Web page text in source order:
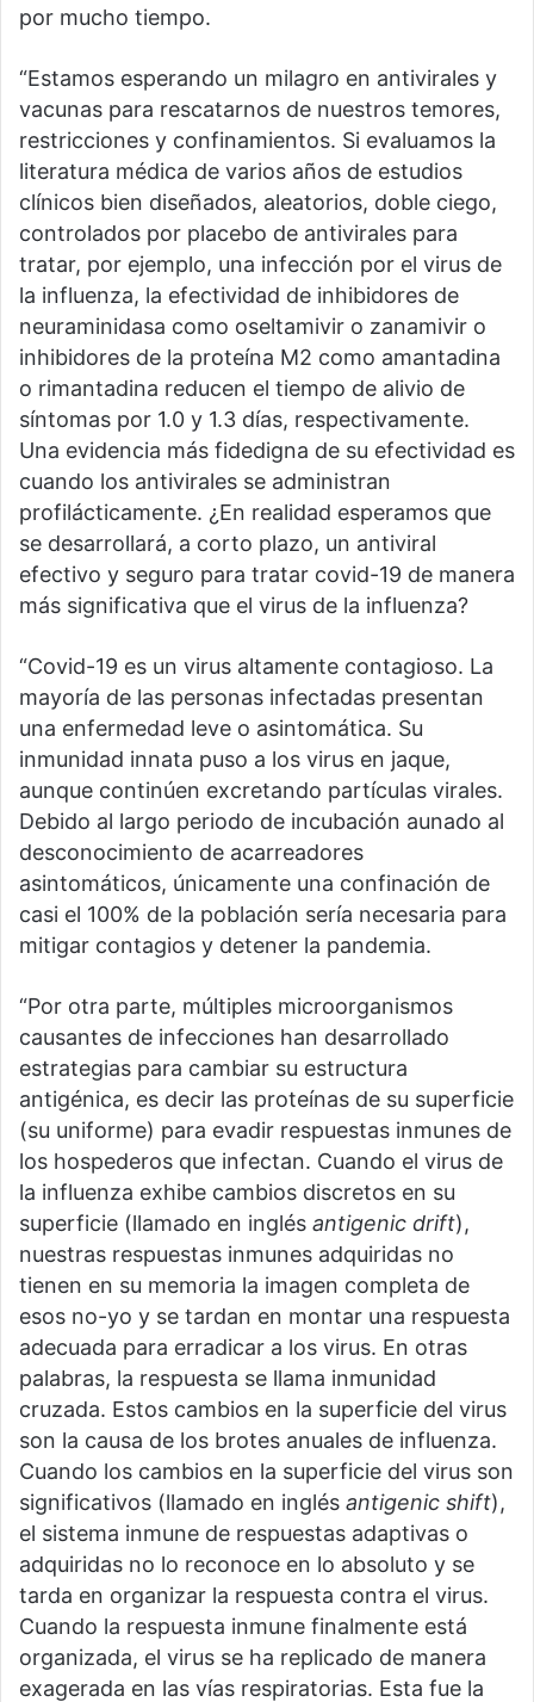
por mucho tiempo.
“Estamos esperando un milagro en antivirales y
vacunas para rescatarnos de nuestros temores,
restricciones y confinamientos. Si evaluamos la
literatura médica de varios años de estudios
clínicos bien diseñados, aleatorios, doble ciego,
controlados por placebo de antivirales para
tratar, por ejemplo, una infección por el virus de
la influenza, la efectividad de inhibidores de
neuraminidasa como oseltamivir o zanamivir o
inhibidores de la proteína M2 como amantadina
o rimantadina reducen el tiempo de alivio de
síntomas por 1.0 y 1.3 días, respectivamente.
Una evidencia más fidedigna de su efectividad es
cuando los antivirales se administran
profilácticamente. ¿En realidad esperamos que
se desarrollará, a corto plazo, un antiviral
efectivo y seguro para tratar covid-19 de manera
más significativa que el virus de la influenza?
“Covid-19 es un virus altamente contagioso. La
mayoría de las personas infectadas presentan
una enfermedad leve o asintomática. Su
inmunidad innata puso a los virus en jaque,
aunque continúen excretando partículas virales.
Debido al largo periodo de incubación aunado al
desconocimiento de acarreadores
asintomáticos, únicamente una confinación de
casi el 100% de la población sería necesaria para
mitigar contagios y detener la pandemia.
“Por otra parte, múltiples microorganismos
causantes de infecciones han desarrollado
estrategias para cambiar su estructura
antigénica, es decir las proteínas de su superficie
(su uniforme) para evadir respuestas inmunes de
los hospederos que infectan. Cuando el virus de
la influenza exhibe cambios discretos en su
superficie (llamado en inglés antigenic drift),
nuestras respuestas inmunes adquiridas no
tienen en su memoria la imagen completa de
esos no-yo y se tardan en montar una respuesta
adecuada para erradicar a los virus. En otras
palabras, la respuesta se llama inmunidad
cruzada. Estos cambios en la superficie del virus
son la causa de los brotes anuales de influenza.
Cuando los cambios en la superficie del virus son
significativos (llamado en inglés antigenic shift),
el sistema inmune de respuestas adaptivas o
adquiridas no lo reconoce en lo absoluto y se
tarda en organizar la respuesta contra el virus.
Cuando la respuesta inmune finalmente está
organizada, el virus se ha replicado de manera
exagerada en las vías respiratorias. Esta fue la